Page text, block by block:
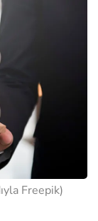
Freepik)